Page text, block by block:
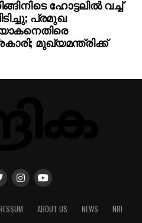
ഹോട്ടലില്‍ വച്ച്
പ്രമുഖ
മുഖ്യമന്ത്രിക്ക്
ABOUT US NEWS NRI